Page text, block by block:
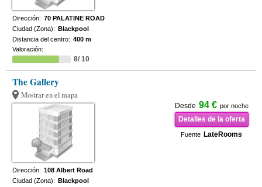
Dirección: 70 PALATINE ROAD
Ciudad (Zona): Blackpool
Distancia del centro: 400 m
Valoración:
8/ 10
The Gallery
Mostrar en el mapa
Desde 94 € por noche
Detalles de la oferta
Fuente LateRooms
Dirección: 108 Albert Road
Ciudad (Zona): Blackpool